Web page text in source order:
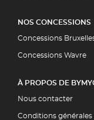
NOS CONCESSIONS
Concessions
Concessions Wavre
À PROPOS DE
Nous contacter
Conditions générales